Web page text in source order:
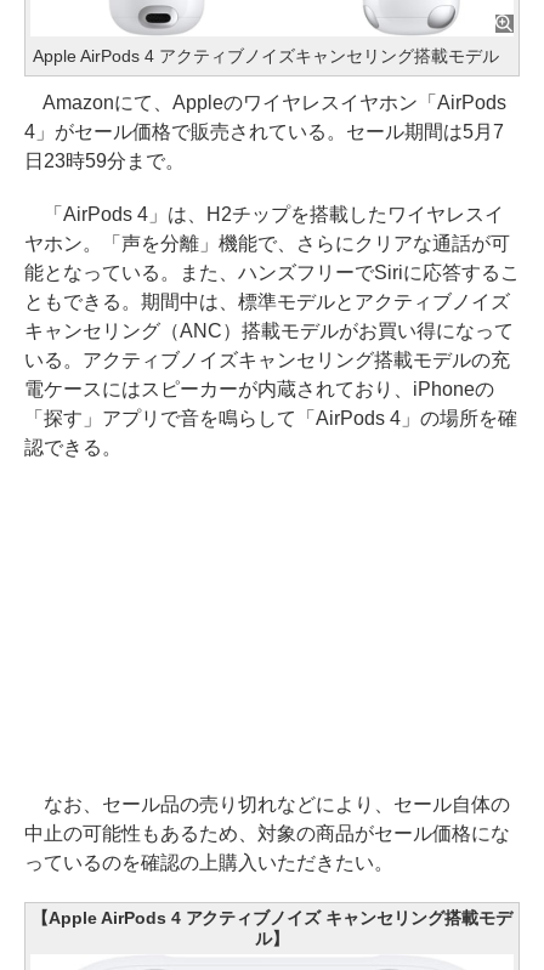
Apple AirPods 4 アクティブノイズキャンセリング搭載モデル
Amazonにて、Appleのワイヤレスイヤホン「AirPods
4」がセール価格で販売されている。セール期間は5月7
日23時59分まで。
「AirPods 4」は、H2チップを搭載したワイヤレスイ
ヤホン。「声を分離」機能で、さらにクリアな通話が可
能となっている。また、ハンズフリーでSiriに応答するこ
ともできる。期間中は、標準モデルとアクティブノイズ
キャンセリング（ANC）搭載モデルがお買い得になって
いる。アクティブノイズキャンセリング搭載モデルの充
電ケースにはスピーカーが内蔵されており、iPhoneの
「探す」アプリで音を鳴らして「AirPods 4」の場所を確
認できる。
なお、セール品の売り切れなどにより、セール自体の
中止の可能性もあるため、対象の商品がセール価格にな
っているのを確認の上購入いただきたい。
【Apple AirPods 4 アクティブノイズ キャンセリング搭載モデ
ル】